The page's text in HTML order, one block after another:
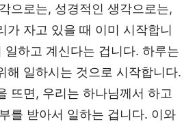
으로는, 성경적인 생각으로는,
가 자고 있을 때 이미 시작합니
일하고 계신다는 겁니다. 하루는
해 일하시는 것으로 시작합니다.
뜨면, 우리는 하나님께서 하고
를 받아서 일하는 겁니다. 이와